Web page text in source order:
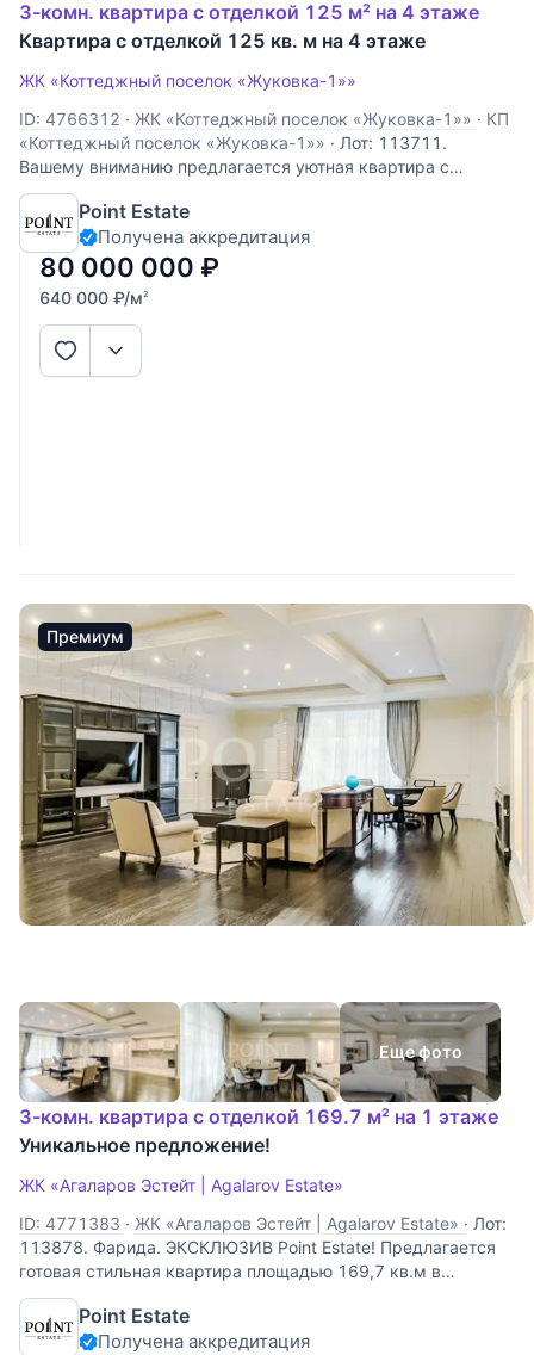
3-комн. квартира с отделкой 125 м² на 4 этаже
Квартира с отделкой 125 кв. м на 4 этаже
ЖК «Коттеджный поселок «Жуковка-1»»
ID: 4766312 · ЖК «Коттеджный поселок «Жуковка-1»» · КП
«Коттеджный поселок «Жуковка-1»» · Лот: 113711.
Вашему вниманию предлагается уютная квартира с
дизайнерским ремонтом в Жуковке. Просторные и
светлые помещения включают в себя: кухню-столовую,
гостиную, столовую и две спальни, одна из которых
оборудована гардеробной и отдельным
Point Estate
Получена аккредитация
80 000 000 ₽
640 000 ₽/м2
Премиум
Еще фото
3-комн. квартира с отделкой 169.7 м² на 1 этаже
Уникальное предложение!
ЖК «Агаларов Эстейт | Agalarov Estate»
ID: 4771383 · ЖК «Агаларов Эстейт | Agalarov Estate» · Лот:
113878. Фарида. ЭКСКЛЮЗИВ Point Estate! Предлагается
готовая стильная квартира площадью 169,7 кв.м в
малоквартирном доме на территории закрытого клубного
поселка "Agalarov Estate", расположенного на
Новорижском шоссе. В квартире выполнена
Point Estate
Получена аккредитация